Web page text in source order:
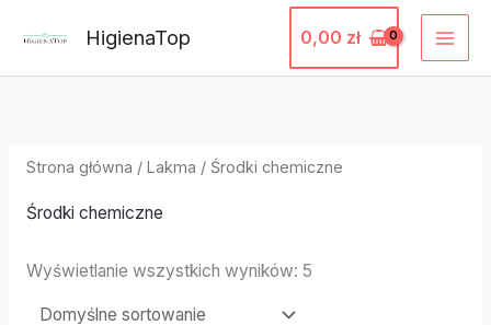
treści
HigienaTop 0,00 zł
Strona główna / Lakma / Środki chemiczne
Środki chemiczne
Wyświetlanie wszystkich wyników: 5